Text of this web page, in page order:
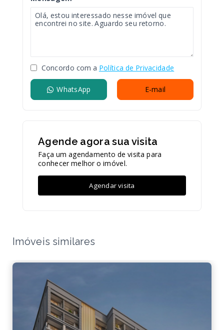
Concordo com a Política de Privacidade
WhatsApp E-mail
Agende agora sua visita
Faça um agendamento de visita para
conhecer melhor o imóvel.
Agendar visita
Imóveis similares